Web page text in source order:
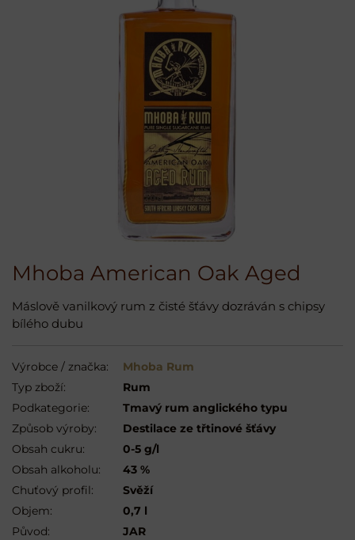
Mhoba American Oak Aged
Máslově vanilkový rum z čisté šťávy dozráván s chipsy
bílého dubu
Výrobce / značka:
Mhoba Rum
Typ zboží:
Rum
Podkategorie:
Tmavý rum anglického typu
Způsob výroby:
Destilace ze třtinové šťávy
Obsah cukru:
0-5 g/l
Obsah alkoholu:
43 %
Chuťový profil:
Svěží
Objem:
0,7 l
Původ:
JAR